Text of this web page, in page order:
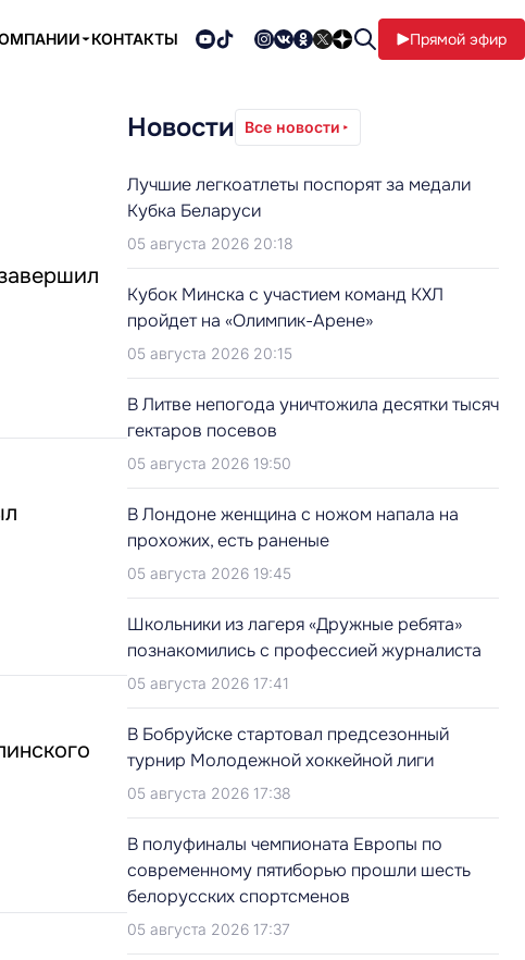
КОНТАКТЫ Прямой эфир
Новости Все новости
Лучшие легкоатлеты поспорят за медали
Кубка Беларуси
05 августа 2026 20:18
Кубок Минска с участием команд КХЛ
пройдет на «Олимпик-Арене»
05 августа 2026 20:15
В Литве непогода уничтожила десятки тысяч
гектаров посевов
05 августа 2026 19:50
В Лондоне женщина с ножом напала на
прохожих, есть раненые
05 августа 2026 19:45
Школьники из лагеря «Дружные ребята»
познакомились с профессией журналиста
05 августа 2026 17:41
В Бобруйске стартовал предсезонный
турнир Молодежной хоккейной лиги
05 августа 2026 17:38
В полуфиналы чемпионата Европы по
современному пятиборью прошли шесть
белорусских спортсменов
05 августа 2026 17:37